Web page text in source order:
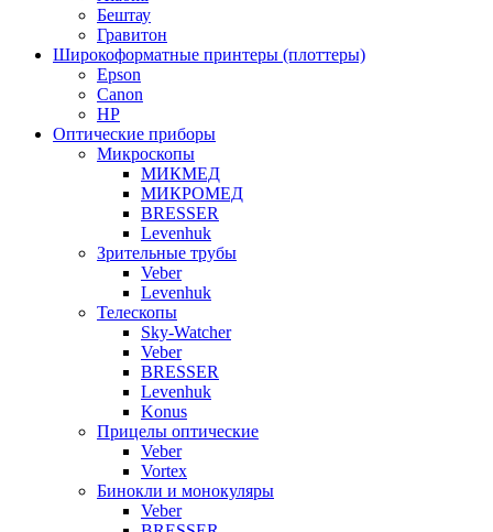
Бештау
Гравитон
Широкоформатные принтеры (плоттеры)
Epson
Canon
HP
Оптические приборы
Микроскопы
МИКМЕД
МИКРОМЕД
BRESSER
Levenhuk
Зрительные трубы
Veber
Levenhuk
Телескопы
Sky-Watcher
Veber
BRESSER
Levenhuk
Konus
Прицелы оптические
Veber
Vortex
Бинокли и монокуляры
Veber